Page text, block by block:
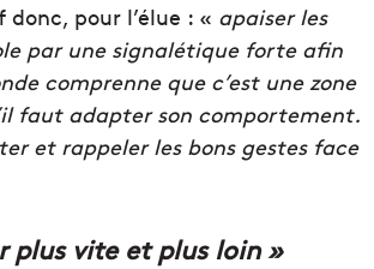
pour l’élue : « apaiser les
par une signalétique forte afin
comprenne que c’est une zone
faut adapter son comportement.
et rappeler les bons gestes face
vite et plus loin »